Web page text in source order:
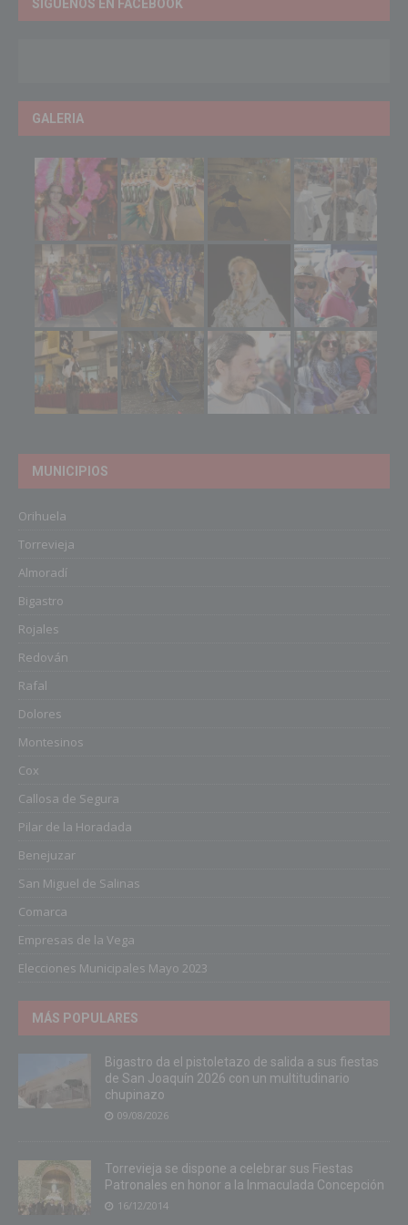
SÍGUENOS EN FACEBOOK
GALERIA
MUNICIPIOS
Orihuela
Torrevieja
Almoradí
Bigastro
Rojales
Redován
Rafal
Dolores
Montesinos
Cox
Callosa de Segura
Pilar de la Horadada
Benejuzar
San Miguel de Salinas
Comarca
Empresas de la Vega
Elecciones Municipales Mayo 2023
MÁS POPULARES
Bigastro da el pistoletazo de salida a sus fiestas
de San Joaquín 2026 con un multitudinario
chupinazo
09/08/2026
Torrevieja se dispone a celebrar sus Fiestas
Patronales en honor a la Inmaculada Concepción
16/12/2014